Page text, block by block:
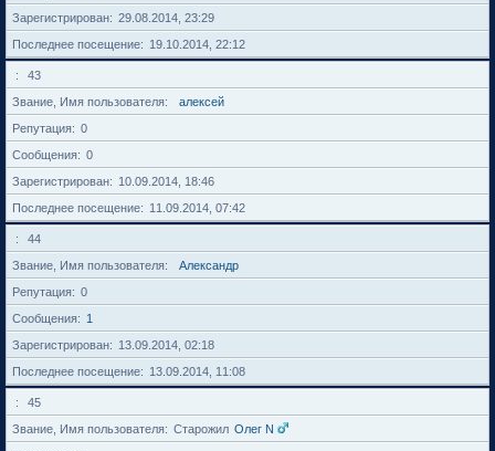
Зарегистрирован
29.08.2014, 23:29
Последнее посещение
19.10.2014, 22:12
43
Звание, Имя пользователя
алексей
Репутация
0
Сообщения
0
Зарегистрирован
10.09.2014, 18:46
Последнее посещение
11.09.2014, 07:42
44
Звание, Имя пользователя
Александр
Репутация
0
Сообщения
1
Зарегистрирован
13.09.2014, 02:18
Последнее посещение
13.09.2014, 11:08
45
Звание, Имя пользователя
Старожил Олег N